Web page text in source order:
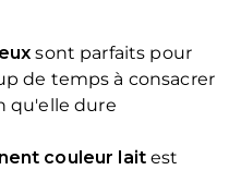
sont parfaits pour
de temps à consacrer
qu'elle dure
couleur lait est